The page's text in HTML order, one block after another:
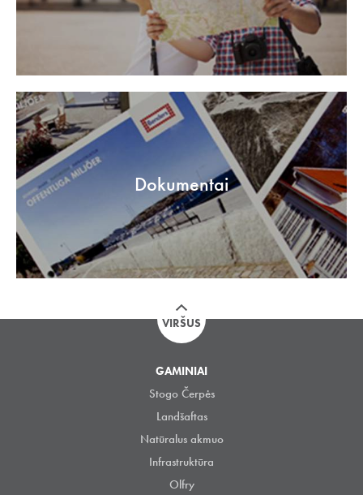
Dokumentai
VIRŠUS
GAMINIAI
Stogo Čerpės
Landšaftas
Natūralus akmuo
Infrastruktūra
Olfry